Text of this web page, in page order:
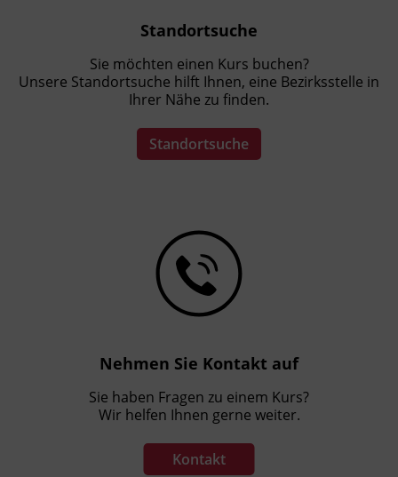
Standortsuche
Sie möchten einen Kurs buchen?
Unsere Standortsuche hilft Ihnen, eine Bezirksstelle in
Ihrer Nähe zu finden.
Standortsuche
Nehmen Sie Kontakt auf
Sie haben Fragen zu einem Kurs?
Wir helfen Ihnen gerne weiter.
Kontakt